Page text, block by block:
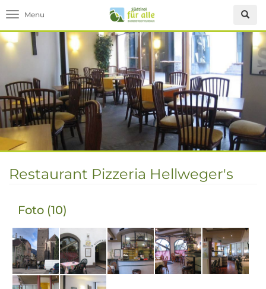
Toggle navigation
Restaurant Pizzeria Hellweger's
Foto (10)